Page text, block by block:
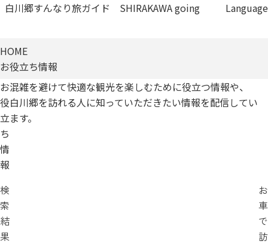
白川郷すんなり旅ガイド SHIRAKAWA going Language
HOME
お役立ち情報
お
役
立
ち
情
報
混雑を避けて快適な観光を楽しむために役立つ情報や、
白川郷を訪れる人に知っていただきたい情報を配信してい
ます。
検
索
結
果
お
車
で
訪